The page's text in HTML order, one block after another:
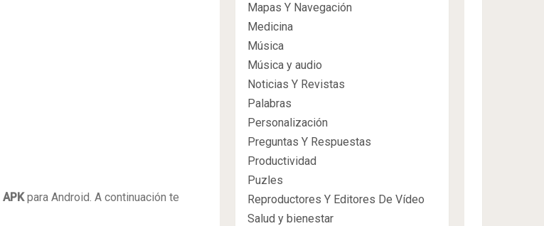
APKpara Android. A continuación te
Mapas Y Navegación
Medicina
Música
Música y audio
Noticias Y Revistas
Palabras
Personalización
Preguntas Y Respuestas
Productividad
Puzles
Reproductores Y Editores De Vídeo
Salud y bienestar